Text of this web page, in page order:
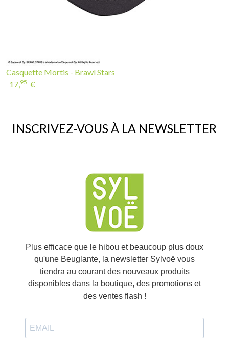
Casquette Mortis - Brawl Stars
17,95 €
INSCRIVEZ-VOUS À LA NEWSLETTER
Plus efficace que le hibou et beaucoup plus doux
qu'une Beuglante, la newsletter Sylvoë vous
tiendra au courant des nouveaux produits
disponibles dans la boutique, des promotions et
des ventes flash !